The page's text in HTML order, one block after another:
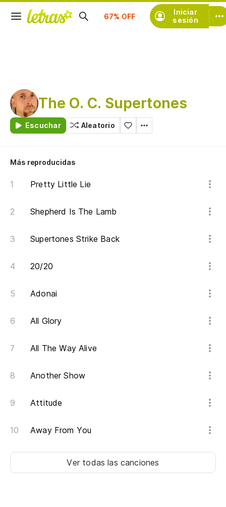
Iniciar
sesión
Suscríbete
The O. C. Supertones
Escuchar Aleatorio
Más reproducidas
Pretty Little Lie
Shepherd Is The Lamb
Supertones Strike Back
20/20
Adonai
All Glory
All The Way Alive
Another Show
Attitude
Away From You
Ver todas las canciones